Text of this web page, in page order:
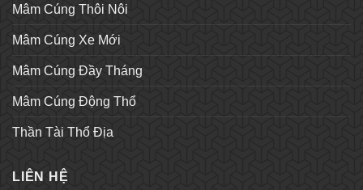
Mâm Cúng Thôi Nôi
Mâm Cúng Xe Mới
Mâm Cúng Đầy Tháng
Mâm Cúng Động Thổ
Thần Tài Thổ Địa
LIÊN HỆ